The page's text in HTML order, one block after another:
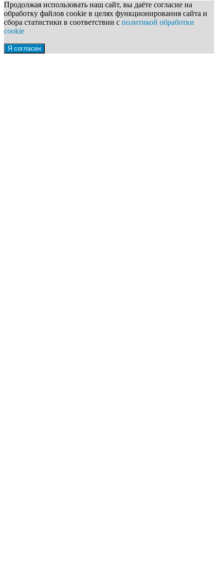
Продолжая использовать наш сайт, вы даёте согласие на
обработку файлов cookie в целях функционирования сайта и
сбора статистики в соответствии с политикой обработки
cookie
Я согласен